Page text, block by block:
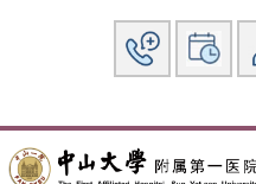
9.我科是国内最早建立多
室之一，有近20年的MDT运
广，现为亚太MDT培训中心
为每一位胃肠肿瘤患者提供
10.科室致力于推广以手术